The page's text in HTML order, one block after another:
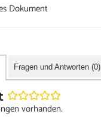
Dokument
Fragen und Antworten (0)
vorhanden.